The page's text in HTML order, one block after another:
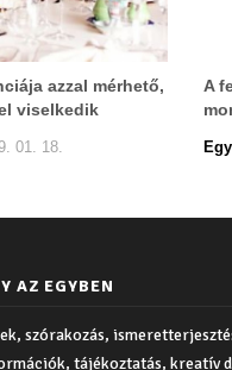
azzal mérhető,
viselkedik
01. 18.
A
AZ EGYBEN
szórakozás,
tájékoztatás, kreatív